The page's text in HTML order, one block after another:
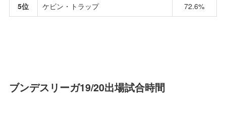
5位 ケビン・トラップ 72.6%
ブンデスリーガ19/20出場試合時間